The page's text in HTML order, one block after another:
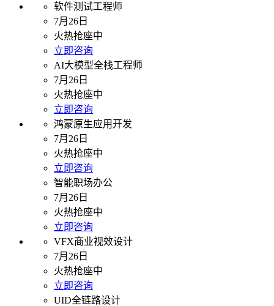
软件测试工程师
7月26日
火热抢座中
立即咨询
AI大模型全栈工程师
7月26日
火热抢座中
立即咨询
鸿蒙原生应用开发
7月26日
火热抢座中
立即咨询
智能职场办公
7月26日
火热抢座中
立即咨询
VFX商业视效设计
7月26日
火热抢座中
立即咨询
UID全链路设计